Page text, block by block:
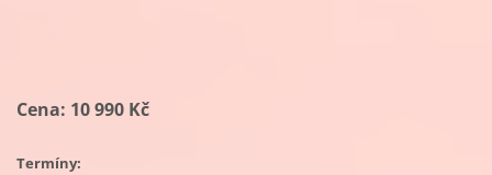
Cena: 10 990 Kč
Termíny: